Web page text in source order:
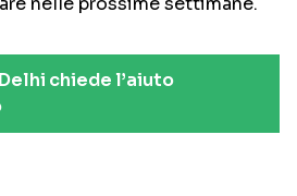
chiede l’aiuto